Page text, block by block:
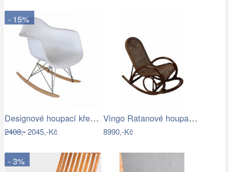
- 15%
Designové houpací křeslo - TK
2408,-2045,-Kč
Vingo Ratanové houpací křeslo - tmavě…
8990,-Kč
- 3%